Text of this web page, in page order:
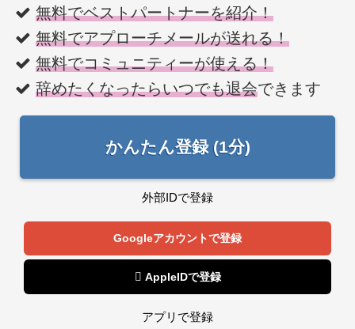
無料でベストパートナーを紹介！
無料でアプローチメールが送れる！
無料でコミュニティーが使える！
辞めたくなったらいつでも退会できます
かんたん登録 (1分)
外部IDで登録
Googleアカウントで登録
 AppleIDで登録
アプリで登録